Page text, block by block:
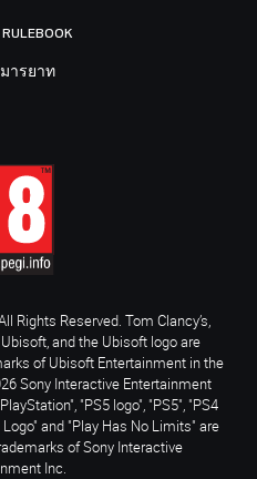
ารยาท
Rights Reserved. Tom Clancy’s,
and the Ubisoft logo are
of Ubisoft Entertainment in the
Sony Interactive Entertainment
"PS5 logo", "PS5", "PS4
and "Play Has No Limits" are
of Sony Interactive
Inc.